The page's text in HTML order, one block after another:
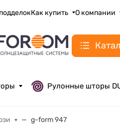
Как купить О компании
Рулонные шторы
g-form 947